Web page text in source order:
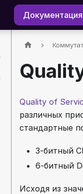
Документация
Quality of
различных
стандартные
3-битный
6-битный
Исходя из